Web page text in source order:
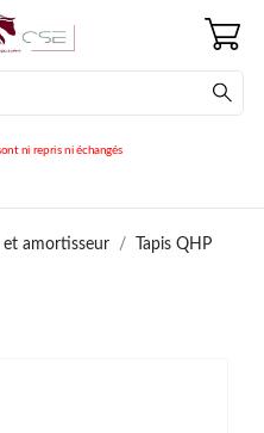
ni repris ni échangés
et amortisseur
Tapis QHP